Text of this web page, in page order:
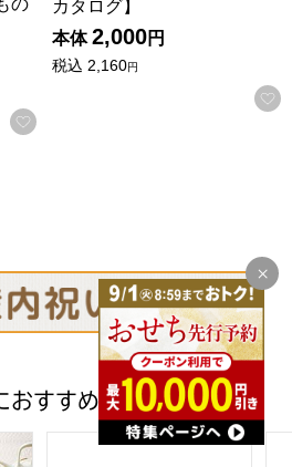
の
お気に入りに登録する
カタログ】
本体 2,000円
税込 2,160円
おすすめの商品
大二段重「饗宴」(きょうえん)【4
ファクトリーシン エクセレ